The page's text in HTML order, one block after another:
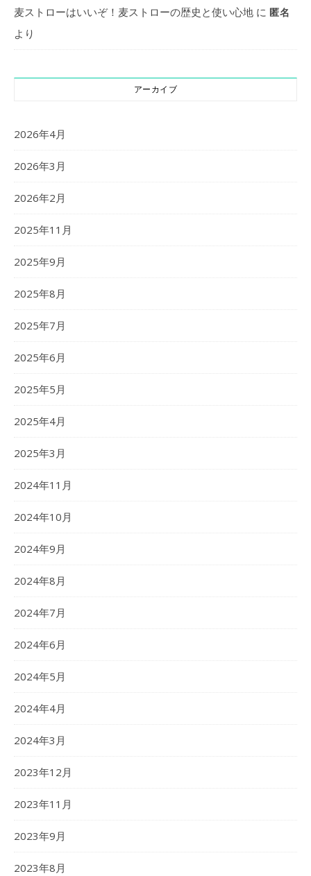
麦ストローはいいぞ！麦ストローの歴史と使い心地 に 匿名
より
アーカイブ
2026年4月
2026年3月
2026年2月
2025年11月
2025年9月
2025年8月
2025年7月
2025年6月
2025年5月
2025年4月
2025年3月
2024年11月
2024年10月
2024年9月
2024年8月
2024年7月
2024年6月
2024年5月
2024年4月
2024年3月
2023年12月
2023年11月
2023年9月
2023年8月